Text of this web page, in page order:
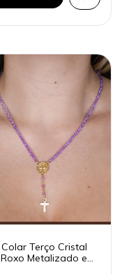
Colar Terço Cristal
Roxo Metalizado e